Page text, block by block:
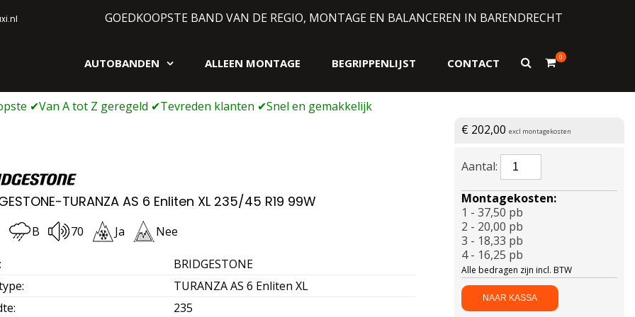
GOEDKOOPSTE BAND VAN DE REGIO, MONTAGE EN BALANCEREN IN BARENDRECHT
AUTOBANDEN ALLEEN MONTAGE BEGRIPPENLIJST CONTACT
Toon
0
TURANZA AS 6 Enliten XL 235/45 R19 99W
€ 202,00 excl montagekosten
B 70 Ja Nee
:
BRIDGESTONE
:
TURANZA AS 6 Enliten XL
:
235
BRIDGESTONE-
TURANZA
AS
6
Enliten
XL
235/45
R19
99W
aantal
NAAR KASSA
Montagekosten:
1 - 37,50 pb
2 - 20,00 pb
3 - 18,33 pb
4 - 16,25 pb
Alle bedragen zijn incl. BTW